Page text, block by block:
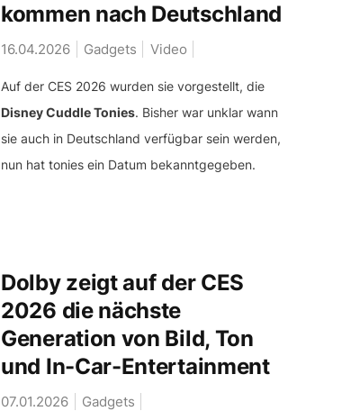
kommen nach Deutschland
16.04.2026 Gadgets Video
Auf der CES 2026 wurden sie vorgestellt, die
Disney Cuddle Tonies. Bisher war unklar wann
sie auch in Deutschland verfügbar sein werden,
nun hat tonies ein Datum bekanntgegeben.
Dolby zeigt auf der CES
2026 die nächste
Generation von Bild, Ton
und In-Car-Entertainment
07.01.2026 Gadgets